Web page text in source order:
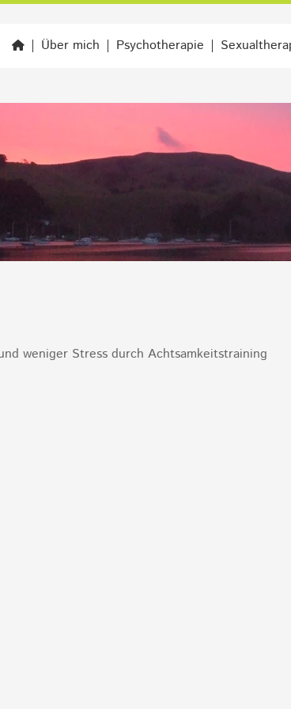
Über mich Psychotherapie
weniger Stress durch Achtsamkeitstraining